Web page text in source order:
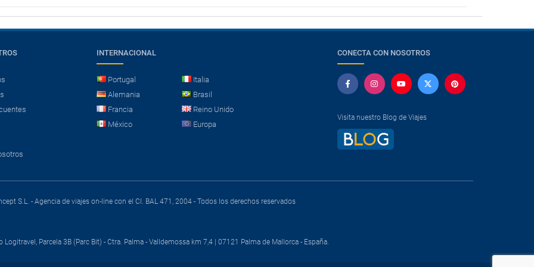
INTERNACIONAL
Portugal
Italia
Alemania
Brasil
Francia
Reino Unido
México
Europa
CONECTA CON NOSOTROS
Visita nuestro Blog de Viajes
S.L. - Agencia de viajes on-line con el CI. BAL 471, 2004 - Todos los derechos reservados
Logitravel, Parcela 3B (Parc Bit) - Ctra. Palma - Valldemossa km 7,4 | 07121 Palma de Mallorca - España.